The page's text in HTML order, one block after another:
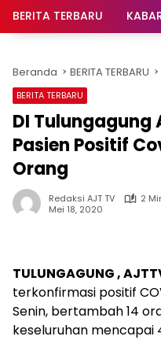
BERITA TERBARU
Beranda BERITA TERBARU
BERITA TERBARU
DI Tulungagung
Pasien Positif
Orang
Redaksi AJT TV
2
Mei 18, 2020
TULUNGAGUNG ,
terkonfirmasi positif
Senin, bertambah 14
keseluruhan mencapai